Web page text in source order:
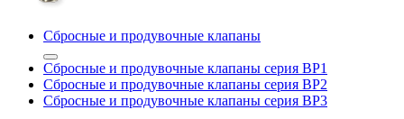
Сбросные и продувочные клапаны
Сбросные и продувочные клапаны серия BP1
Сбросные и продувочные клапаны серия BP2
Сбросные и продувочные клапаны серия BP3